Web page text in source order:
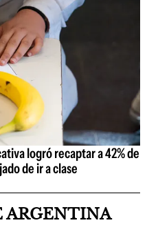
logró recaptar a 42% de
de ir a clase
ARGENTINA